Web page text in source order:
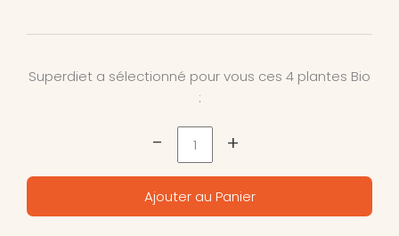
Superdiet a sélectionné pour vous ces 4 plantes Bio
:
- +
Ajouter au Panier